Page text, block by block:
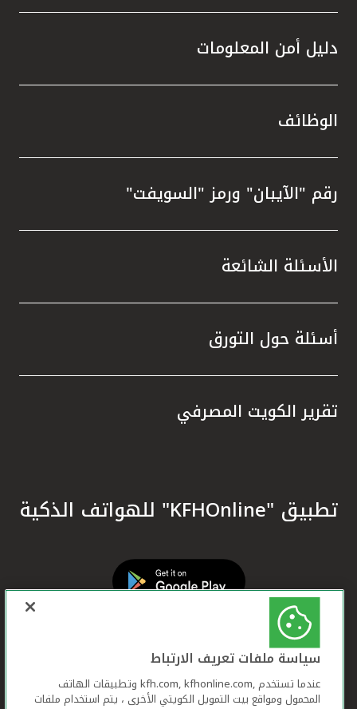
دليل أمن المعلومات
الوظائف
رقم "الآيبان" ورمز "السويفت"
الأسئلة الشائعة
أسئلة حول التورق
تقرير الكويت المصرفي
تطبيق "KFHOnline" للهواتف الذكية
سياسة ملفات تعريف الارتباط
عندما تستخدم ,kfh.com, kfhonline.com وتطبيقات الهاتف
المحمول ومواقع بيت التمويل الكويتي الأخرى ، يتم استخدام ملفات